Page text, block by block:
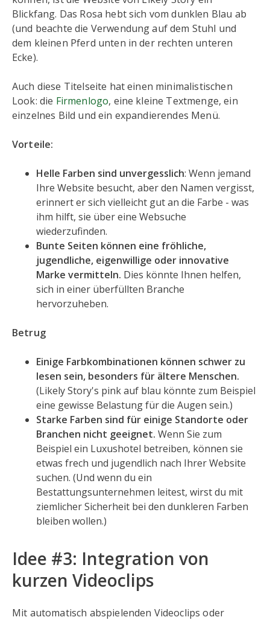
Blickfang. Das Rosa hebt sich vom dunklen Blau ab
(und beachte die Verwendung auf dem Stuhl und
dem kleinen Pferd unten in der rechten unteren
Ecke).
Auch diese Titelseite hat einen minimalistischen
Look: die Firmenlogo, eine kleine Textmenge, ein
einzelnes Bild und ein expandierendes Menü.
Vorteile:
Helle Farben sind unvergesslich: Wenn jemand
Ihre Website besucht, aber den Namen vergisst,
erinnert er sich vielleicht gut an die Farbe - was
ihm hilft, sie über eine Websuche
wiederzufinden.
Bunte Seiten können eine fröhliche,
jugendliche, eigenwillige oder innovative
Marke vermitteln. Dies könnte Ihnen helfen,
sich in einer überfüllten Branche
hervorzuheben.
Betrug
Einige Farbkombinationen können schwer zu
lesen sein, besonders für ältere Menschen.
(Likely Story's pink auf blau könnte zum Beispiel
eine gewisse Belastung für die Augen sein.)
Starke Farben sind für einige Standorte oder
Branchen nicht geeignet. Wenn Sie zum
Beispiel ein Luxushotel betreiben, können sie
etwas frech und jugendlich nach Ihrer Website
suchen. (Und wenn du ein
Bestattungsunternehmen leitest, wirst du mit
ziemlicher Sicherheit bei den dunkleren Farben
bleiben wollen.)
Idee #3: Integration von
kurzen Videoclips
Mit automatisch abspielenden Videoclips oder